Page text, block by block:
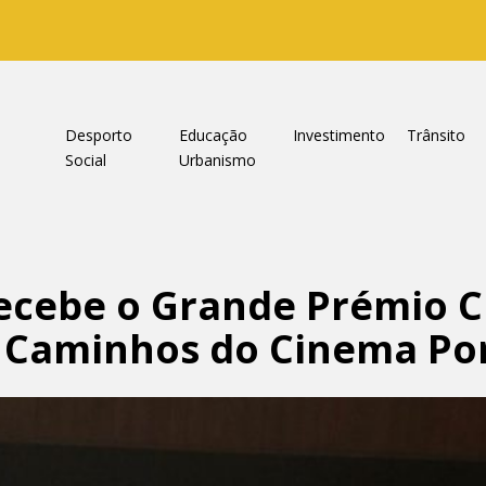
Desporto Educação Investimento
Trânsito
Social
Urbanismo
o Grande Prémio
do Cinema